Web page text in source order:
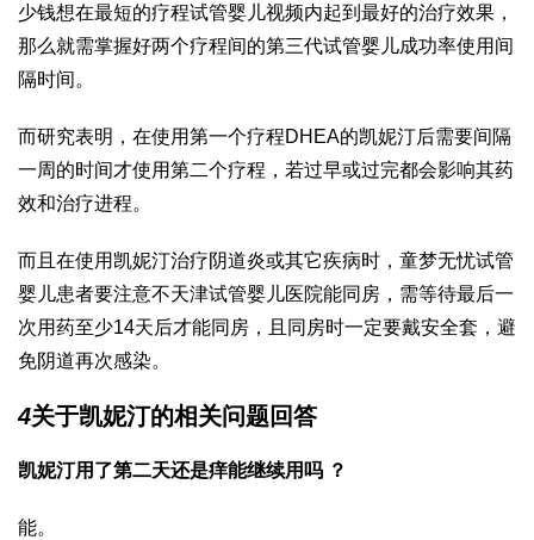
少钱想在最短的疗程试管婴儿视频内起到最好的治疗效果，
那么就需掌握好两个疗程间的第三代试管婴儿成功率使用间
隔时间。
而研究表明，在使用第一个疗程DHEA的凯妮汀后需要间隔
一周的时间才使用第二个疗程，若过早或过完都会影响其药
效和治疗进程。
而且在使用凯妮汀治疗阴道炎或其它疾病时， 童梦无忧试管
婴儿患者要注意不天津试管婴儿医院能同房，需等待最后一
次用药至少14天后才能同房，且同房时一定要戴安全套，避
免阴道再次感染。
4关于凯妮汀的相关问题回答
凯妮汀用了第二天还是痒能继续用吗 ？
能。